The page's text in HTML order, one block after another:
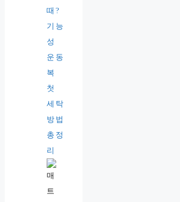
때?
기능
성
운동
복
첫
세탁
방법
총정
리